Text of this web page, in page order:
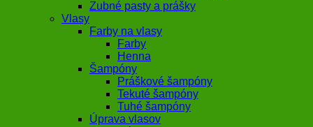
Zubné pasty a prášky
Vlasy
Farby na vlasy
Farby
Henna
Šampóny
Práškové šampóny
Tekuté šampóny
Tuhé šampóny
Úprava vlasov